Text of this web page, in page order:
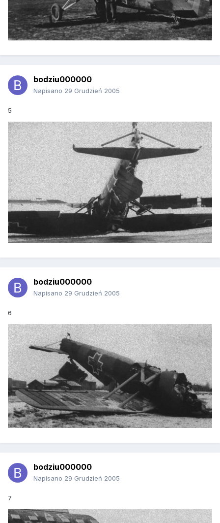
bodziu000000
Napisano 29 Grudzień 2005
5
bodziu000000
Napisano 29 Grudzień 2005
6
bodziu000000
Napisano 29 Grudzień 2005
7